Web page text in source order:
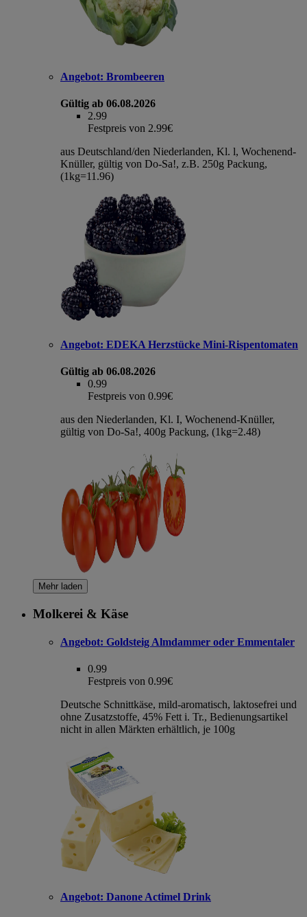
Angebot: Brombeeren
Gültig ab 06.08.2026
2.99
Festpreis von 2.99€
aus Deutschland/den Niederlanden, Kl. l, Wochenend-
Knüller, gültig von Do-Sa!, z.B. 250g Packung,
(1kg=11.96)
Angebot: EDEKA Herzstücke Mini-Rispentomaten
Gültig ab 06.08.2026
0.99
Festpreis von 0.99€
aus den Niederlanden, Kl. I, Wochenend-Knüller,
gültig von Do-Sa!, 400g Packung, (1kg=2.48)
Mehr laden
Molkerei & Käse
Angebot: Goldsteig Almdammer oder Emmentaler
0.99
Festpreis von 0.99€
Deutsche Schnittkäse, mild-aromatisch, laktosefrei und
ohne Zusatzstoffe, 45% Fett i. Tr., Bedienungsartikel
nicht in allen Märkten erhältlich, je 100g
Angebot: Danone Actimel Drink